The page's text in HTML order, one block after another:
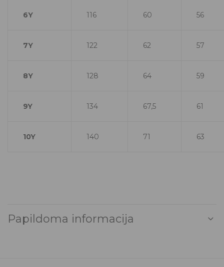
6Y 116 60 56
7Y 122 62 57
8Y 128 64 59
9Y 134 67,5 61
10Y 140 71 63
Papildoma informacija